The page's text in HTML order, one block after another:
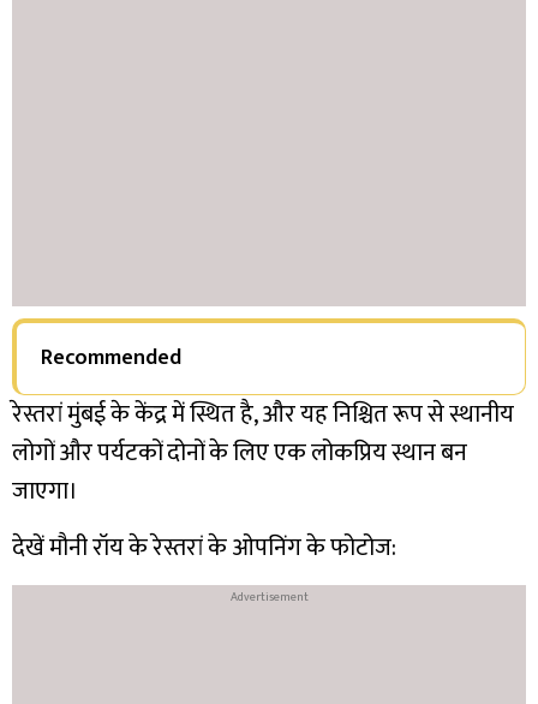
Recommended
रेस्तरां मुंबई के केंद्र में स्थित है, और यह निश्चित रूप से स्थानीय
लोगों और पर्यटकों दोनों के लिए एक लोकप्रिय स्थान बन
जाएगा।
देखें मौनी रॉय के रेस्तरां के ओपनिंग के फोटोज: